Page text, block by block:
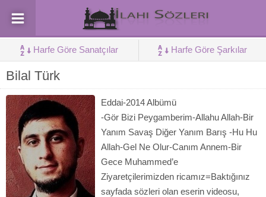
Harfe Göre Sanatçılar Harfe Göre Şarkılar
Bilal Türk
Eddai-2014 Albümü
-Gör Bizi Peygamberim-Allahu Allah-Bir
Yanım Savaş Diğer Yanım Barış -Hu Hu
Allah-Gel Ne Olur-Canım Annem-Bir
Gece Muhammed’e
Ziyaretçilerimizden ricamız=Baktığınız
sayfada sözleri olan eserin videosu,